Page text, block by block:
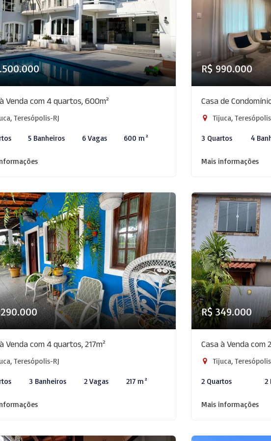
Venda com 4 quartos, 600m²
Teresópolis-RJ
5 Banheiros 6 Vagas 600 m²
R$ 990.000
Casa de
Tijuca,
3 Quartos 4
Mais informações
Venda com 4 quartos, 217m²
Teresópolis-RJ
3 Banheiros 2 Vagas 217 m²
R$ 349.000
Casa à Venda com
Tijuca,
2 Quartos 2
Mais informações